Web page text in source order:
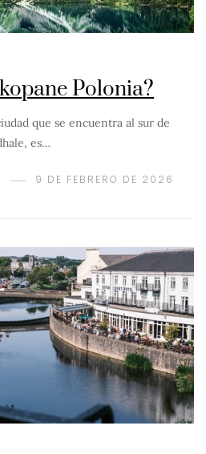
Polonia?
que se encuentra al sur de
es…
9 DE FEBRERO DE 2026